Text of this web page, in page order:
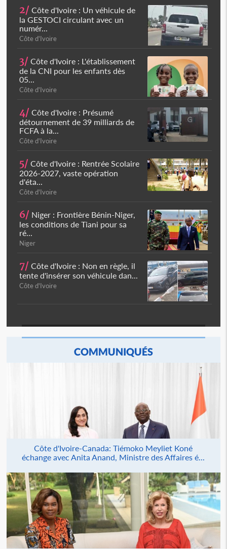
2/ Côte d'Ivoire : Un véhicule de
la GESTOCI circulant avec un
numér...
Côte d'Ivoire
3/ Côte d'Ivoire : L'établissement
de la CNI pour les enfants dès
05...
Côte d'Ivoire
4/ Côte d'Ivoire : Présumé
détournement de 39 milliards de
FCFA à la...
Côte d'Ivoire
5/ Côte d'Ivoire : Rentrée Scolaire
2026-2027, vaste opération
d'éta...
Côte d'Ivoire
6/ Niger : Frontière Bénin-Niger,
les conditions de Tiani pour sa
ré...
Niger
7/ Côte d'Ivoire : Non en règle, il
tente d'insérer son véhicule dan...
Côte d'Ivoire
COMMUNIQUÉS
Côte d'Ivoire-Canada: Tiémoko Meyliet Koné
échange avec Anita Anand, Ministre des Affaires é...